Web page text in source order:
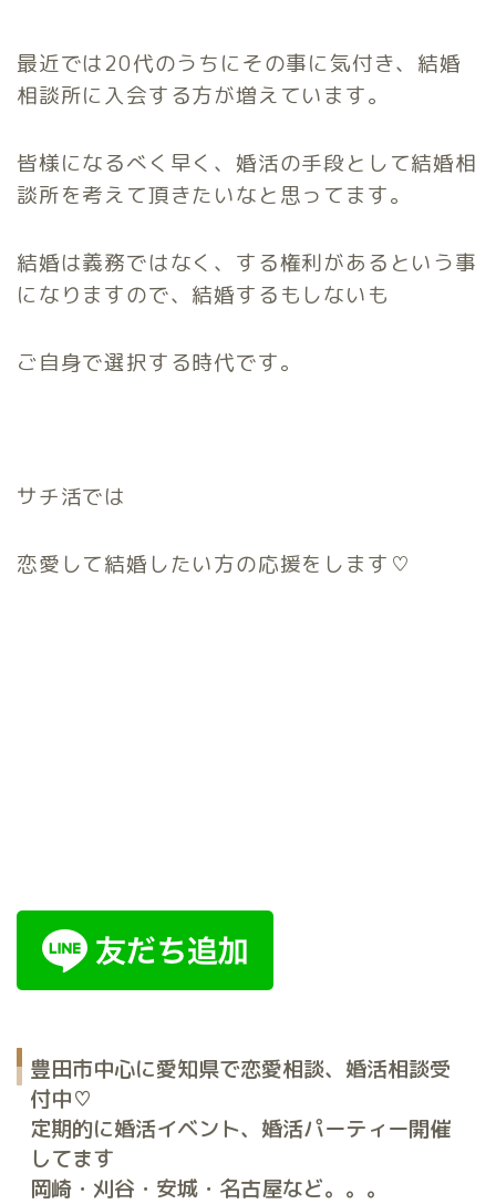
最近では20代のうちにその事に気付き、結婚
相談所に入会する方が増えています。
皆様になるべく早く、婚活の手段として結婚相
談所を考えて頂きたいなと思ってます。
結婚は義務ではなく、する権利があるという事
になりますので、結婚するもしないも
ご自身で選択する時代です。
サチ活では
恋愛して結婚したい方の応援をします♡
豊田市中心に愛知県で恋愛相談、婚活相談受
付中♡
定期的に婚活イベント、婚活パーティー開催
してます
岡崎・刈谷・安城・名古屋など。。。